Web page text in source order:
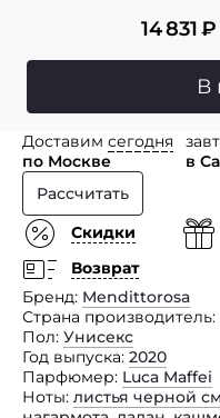
14 831₽
В
Доставим сегодня
по Москве
в
Рассчитать
Скидки
Возврат
Бренд Mendittorosa
Страна производитель
Пол Унисекс
Год выпуска 2020
Парфюмер Luca Maffei
Ноты листья черной